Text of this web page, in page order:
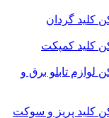
کلید گردان
کلید کمپکت
لوازم تابلو برق و
کلید پریز و سوکت